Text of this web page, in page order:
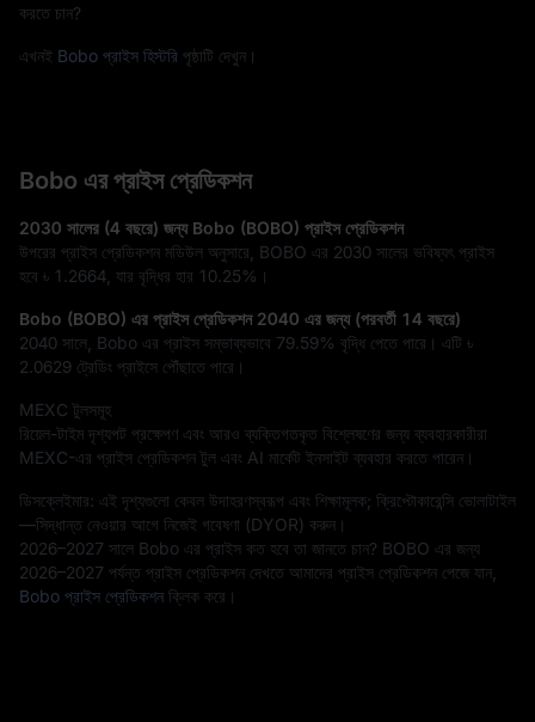
করতে চান?
এখনই Bobo প্রাইস হিস্টরি পৃষ্ঠাটি দেখুন।
Bobo এর প্রাইস প্রেডিকশন
2030 সালের (4 বছরে) জন্য Bobo (BOBO) প্রাইস প্রেডিকশন
উপরের প্রাইস প্রেডিকশন মডিউল অনুসারে, BOBO এর 2030 সালের ভবিষ্যৎ প্রাইস
হবে ৳ 1.2664 , যার বৃদ্ধির হার 10.25% ।
Bobo (BOBO) এর প্রাইস প্রেডিকশন 2040 এর জন্য (পরবর্তী 14 বছরে)
2040 সালে, Bobo এর প্রাইস সম্ভাব্যভাবে 79.59% বৃদ্ধি পেতে পারে। এটি ৳
2.0629 ট্রেডিং প্রাইসে পৌঁছাতে পারে।
MEXC টুলসমূহ
রিয়েল-টাইম দৃশ্যপট প্রক্ষেপণ এবং আরও ব্যক্তিগতকৃত বিশ্লেষণের জন্য ব্যবহারকারীরা
MEXC-এর প্রাইস প্রেডিকশন টুল এবং AI মার্কেট ইনসাইট ব্যবহার করতে পারেন।
ডিসক্লেইমার: এই দৃশ্যগুলো কেবল উদাহরণস্বরূপ এবং শিক্ষামূলক; ক্রিপ্টোকারেন্সি ভোলাটাইল
—সিদ্ধান্ত নেওয়ার আগে নিজেই গবেষণা (DYOR) করুন।
2026–2027 সালে Bobo এর প্রাইস কত হবে তা জানতে চান? BOBO এর জন্য
2026–2027 পর্যন্ত প্রাইস প্রেডিকশন দেখতে আমাদের প্রাইস প্রেডিকশন পেজে যান,
Bobo প্রাইস প্রেডিকশন ক্লিক করে।